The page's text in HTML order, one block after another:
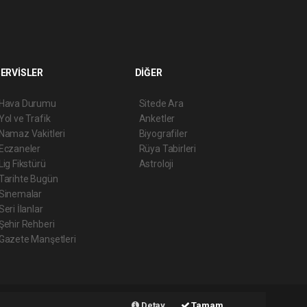
Hava Durumu
ve Trafik
Namaz Vakitleri
Eczaneler
Lig Fikstürü
Bugün
İlanlar
Rehberi
Gazete Manşetleri
DİĞER
Sitede Ara
Anketler
Biyografiler
Rüya Tabirleri
Astroloji
Haber Yazılımı: Web Aksiyon ®